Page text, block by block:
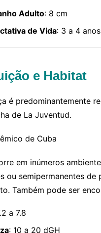
Adulto: 8 cm
de Vida: 3 a 4 anos
e Habitat
é predominantemente
de La Juventud.
de Cuba
em inúmeros
ou semipermanentes
Também pode ser
a 7.8
: 10 a 20 dGH